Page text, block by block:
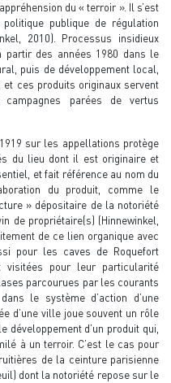
du « terroir ». Il s’est
publique de régulation
2010). Processus insidieux
partir des années 1980 dans le
puis de développement local,
ces produits originaux servent
parées de vertus
sur les appellations protège
du lieu dont il est originaire et
et fait référence au nom du
du produit, comme le
» dépositaire de la notoriété
de propriétaire(s) (Hinnewinkel,
de ce lien organique avec
pour les caves de Roquefort
pour leur particularité
parcourues par les courants
le système d’action d’une
d’une ville joue souvent un rôle
d’un produit qui,
à un terroir. C’est le cas pour
de la ceinture parisienne
dont la notoriété repose sur le